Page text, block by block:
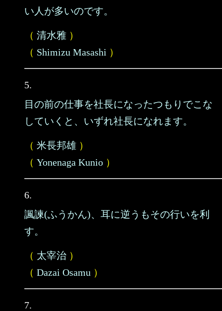
い人が多いのです。
（ 清水雅 ）
（ Shimizu Masashi ）
5.
目の前の仕事を社長になったつもりでこな
していくと、いずれ社長になれます。
（ 米長邦雄 ）
（ Yonenaga Kunio ）
6.
諷諫(ふうかん)、耳に逆うもその行いを利
す。
（ 太宰治 ）
（ Dazai Osamu ）
7.